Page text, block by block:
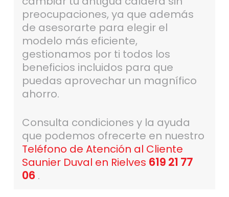
preocupaciones, ya que además
de asesorarte para elegir el
modelo más eficiente,
gestionamos por ti todos los
beneficios incluidos para que
puedas aprovechar un magnífico
ahorro.
Consulta condiciones y la ayuda
que podemos ofrecerte en nuestro
Teléfono de Atención al Cliente
Saunier Duval en Rielves 619 21 77
06 .